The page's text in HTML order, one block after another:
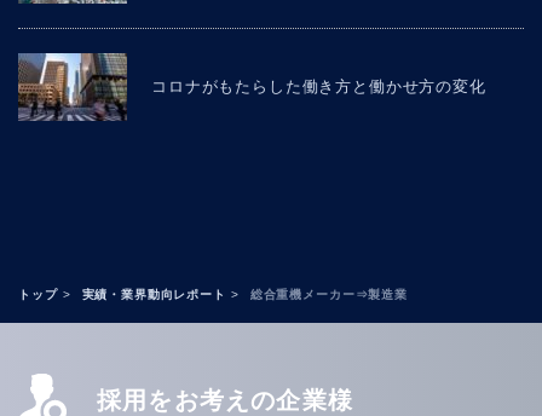
コロナがもたらした働き方と働かせ方の変化
トップ 実績・業界動向レポート 総合重機メーカー⇒製造業
採用をお考えの企業様